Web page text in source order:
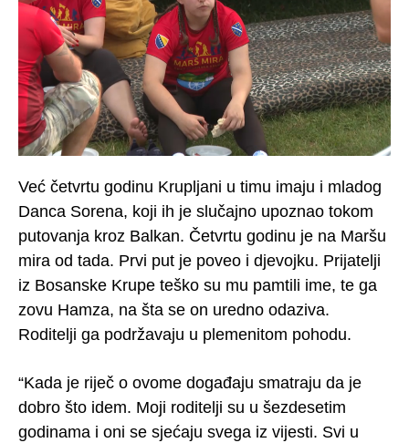
Već četvrtu godinu Krupljani u timu imaju i mladog
Danca Sorena, koji ih je slučajno upoznao tokom
putovanja kroz Balkan. Četvrtu godinu je na Maršu
mira od tada. Prvi put je poveo i djevojku. Prijatelji
iz Bosanske Krupe teško su mu pamtili ime, te ga
zovu Hamza, na šta se on uredno odaziva.
Roditelji ga podržavaju u plemenitom pohodu.
“Kada je riječ o ovome događaju smatraju da je
dobro što idem. Moji roditelji su u šezdesetim
godinama i oni se sjećaju svega iz vijesti. Svi u